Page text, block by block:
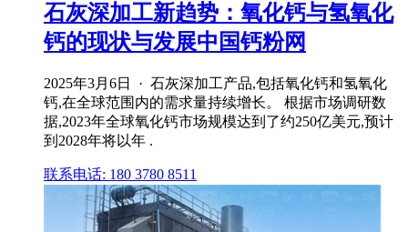
石灰深加工新趋势：氧化钙与氢氧化
钙的现状与发展中国钙粉网
2025年3月6日 · 石灰深加工产品,包括氧化钙和氢氧化
钙,在全球范围内的需求量持续增长。 根据市场调研数
据,2023年全球氧化钙市场规模达到了约250亿美元,预计
到2028年将以年 .
联系电话: 180 3780 8511